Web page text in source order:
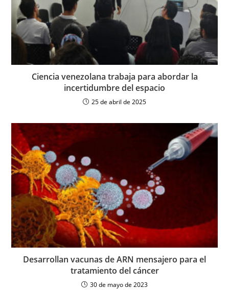
Ciencia venezolana trabaja para abordar la
incertidumbre del espacio
25 de abril de 2025
Desarrollan vacunas de ARN mensajero para el
tratamiento del cáncer
30 de mayo de 2023